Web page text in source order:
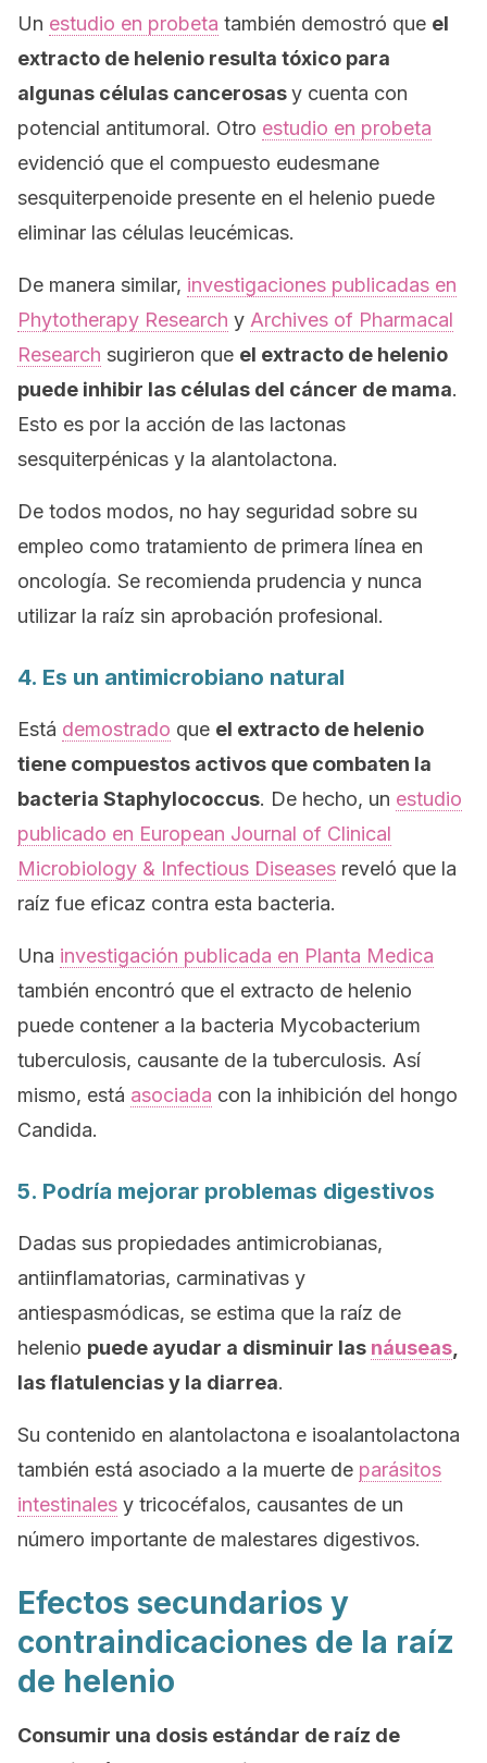
Un estudio en probeta también demostró que el
extracto de helenio resulta tóxico para
algunas células cancerosasy cuenta con
potencial antitumoral. Otro estudio en probeta
evidenció que el compuesto eudesmane
sesquiterpenoide presente en el helenio puede
eliminar las células leucémicas.
De manera similar, investigaciones publicadas en
Phytotherapy Research y Archives of Pharmacal
Research sugirieron que el extracto de helenio
puede inhibir las células del cáncer de mama.
Esto es por la acción de las lactonas
sesquiterpénicas y la alantolactona.
De todos modos, no hay seguridad sobre su
empleo como tratamiento de primera línea en
oncología. Se recomienda prudencia y nunca
utilizar la raíz sin aprobación profesional.
4. Es un antimicrobiano natural
Está demostrado que el extracto de helenio
tiene compuestos activos que combaten la
bacteria Staphylococcus. De hecho, un estudio
publicado en European Journal of Clinical
Microbiology & Infectious Diseases reveló que la
raíz fue eficaz contra esta bacteria.
Una investigación publicada en Planta Medica
también encontró que el extracto de helenio
puede contener a la bacteria Mycobacterium
tuberculosis, causante de la tuberculosis. Así
mismo, está asociada con la inhibición del hongo
Candida.
5. Podría mejorar problemas digestivos
Dadas sus propiedades antimicrobianas,
antiinflamatorias, carminativas y
antiespasmódicas, se estima que la raíz de
helenio puede ayudar a disminuir las náuseas
las flatulencias y la diarrea.
Su contenido en alantolactona e isoalantolactona
también está asociado a la muerte de parásitos
intestinales y tricocéfalos, causantes de un
número importante de malestares digestivos.
Efectos secundarios y
contraindicaciones de la raíz
de helenio
Consumir una dosis estándar de raíz de